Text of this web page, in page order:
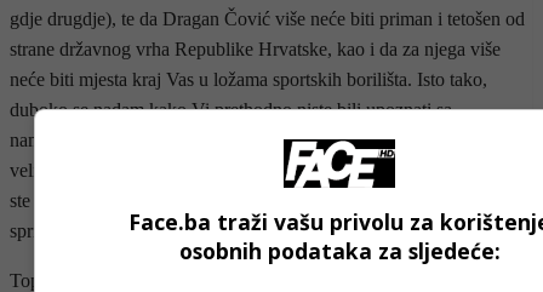
gdje drugdje), te da Dragan Čović više neće biti priman i tetošen od
strane državnog vrha Republike Hrvatske, kao i da za njega više
neće biti mjesta kraj Vas u ložama sportskih borilišta. Isto tako,
duboko se nadam kako Vi prethodno niste bili upoznati sa
namjerama Čovića i Del Vechia da prisustvuju protuustavnom
veličanju početka etničkog čišćenja i genocida u BiH, odnosno, ako
ste bili upoznati, da ste učinili sve što je u Vašoj moći da to
spriječite.
Toplo se nadam kako ćete zaštiti Hrvate u BiH od ovakvog štetnog
Face.ba traži vašu privolu za
osobnih podataka za sljedeće: